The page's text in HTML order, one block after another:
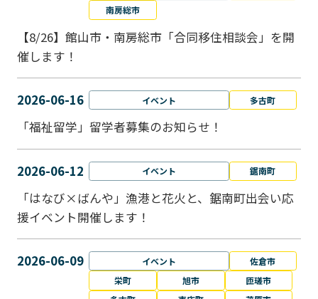
南房総市
【8/26】館山市・南房総市「合同移住相談会」を開
催します！
2026-06-16 イベント 多古町
「福祉留学」留学者募集のお知らせ！
2026-06-12 イベント 鋸南町
「はなび×ばんや」漁港と花火と、鋸南町出会い応
援イベント開催します！
2026-06-09 イベント
佐倉市
栄町
旭市
匝瑳市